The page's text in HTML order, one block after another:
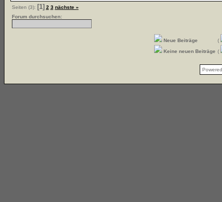
Seiten (3): [1] 2 3 nächste »
Forum durchsuchen:
Neue Beiträge
(
Keine neuen Beiträge (